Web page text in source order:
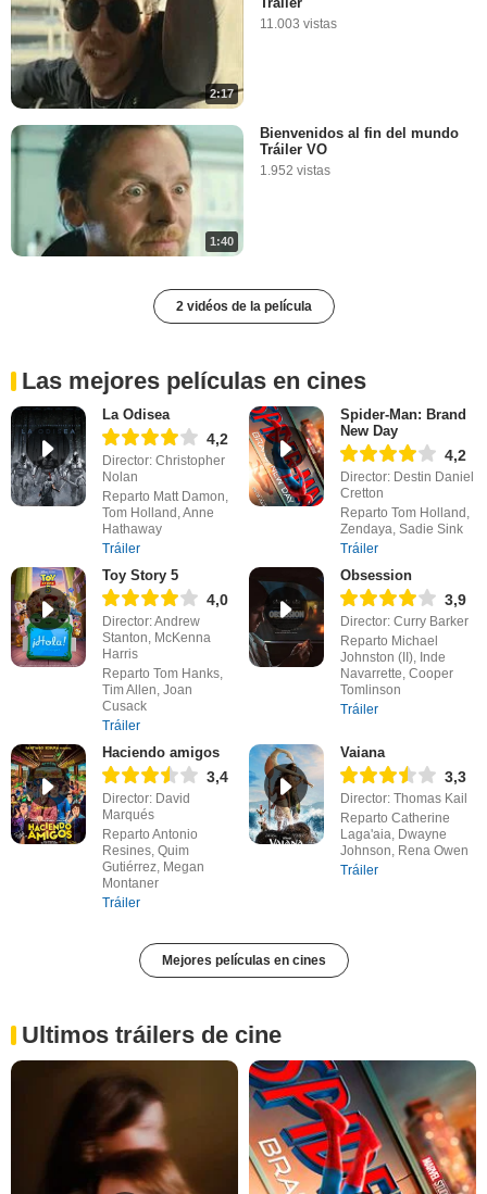
2:17
11.003 vistas
1:40
Bienvenidos al fin del mundo
Tráiler VO
1.952 vistas
2 vidéos de la película
Las mejores películas en cines
La Odisea
4,2
Director: Christopher
Nolan
Reparto Matt Damon,
Tom Holland, Anne
Hathaway
Tráiler
Spider-Man: Brand
New Day
4,2
Director: Destin Daniel
Cretton
Reparto Tom Holland,
Zendaya, Sadie Sink
Tráiler
Toy Story 5
4,0
Director: Andrew
Stanton, McKenna
Harris
Reparto Tom Hanks,
Tim Allen, Joan
Cusack
Tráiler
Obsession
3,9
Director: Curry Barker
Reparto Michael
Johnston (II), Inde
Navarrette, Cooper
Tomlinson
Tráiler
Haciendo amigos
3,4
Director: David
Marqués
Reparto Antonio
Resines, Quim
Gutiérrez, Megan
Montaner
Tráiler
Vaiana
3,3
Director: Thomas Kail
Reparto Catherine
Laga'aia, Dwayne
Johnson, Rena Owen
Tráiler
Mejores películas en cines
Ultimos tráilers de cine